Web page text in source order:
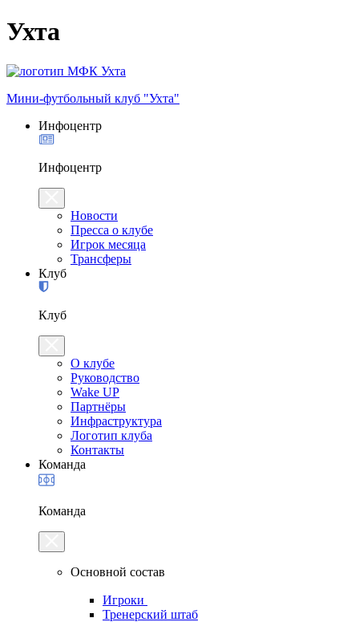
Ухта
Мини-футбольный клуб "Ухта"
Инфоцентр
Инфоцентр
Новости
Пресса о клубе
Игрок месяца
Трансферы
Клуб
Клуб
О клубе
Руководство
Wake UP
Партнёры
Инфраструктура
Логотип клуба
Контакты
Команда
Команда
Основной состав
Игроки
Тренерский штаб